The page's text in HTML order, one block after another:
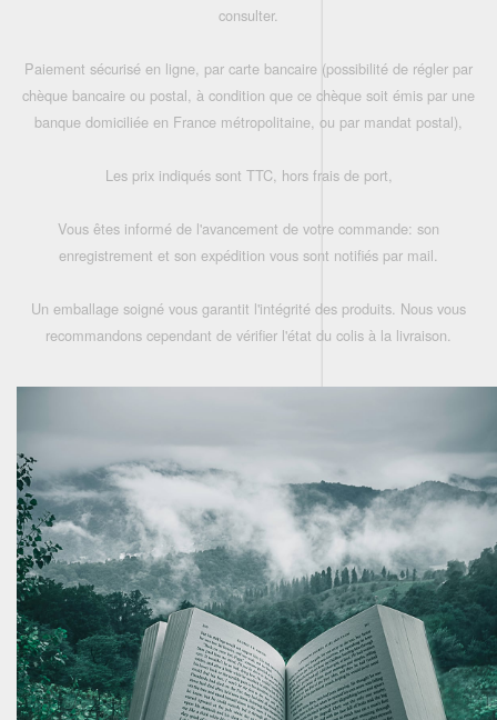
consulter.
Paiement sécurisé en ligne, par carte bancaire (possibilité de régler par
chèque bancaire ou postal, à condition que ce chèque soit émis par une
banque domiciliée en France métropolitaine, ou par mandat postal),
Les prix indiqués sont TTC, hors frais de port,
Vous êtes informé de l'avancement de votre commande: son
enregistrement et son expédition vous sont notifiés par mail.
Un emballage soigné vous garantit l'intégrité des produits. Nous vous
recommandons cependant de vérifier l'état du colis à la livraison.